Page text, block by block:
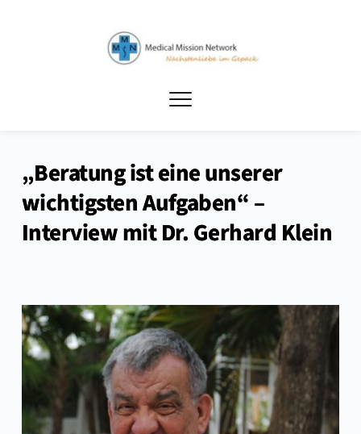
„Beratung ist eine unserer
wichtigsten Aufgaben“ –
Interview mit Dr. Gerhard Klein